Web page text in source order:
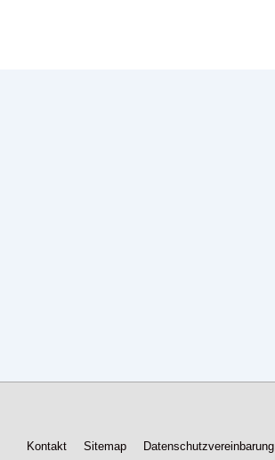
Footer-
Kontakt Sitemap Datenschutzvereinbarung